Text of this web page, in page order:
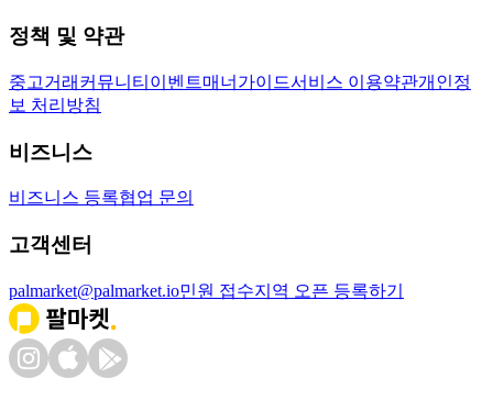
정책 및 약관
중고거래 커뮤니티 이벤트매너가이드서비스 이용약관개인정
보 처리방침
비즈니스
비즈니스 등록협업 문의
고객센터
palmarket@palmarket.io민원 접수지역 오픈 등록하기